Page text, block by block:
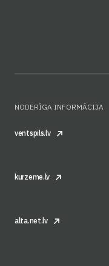
NODERĪGA INFORMĀCIJA
ventspils.lv
kurzeme.lv
alta.net.lv